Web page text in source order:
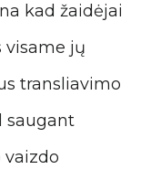
kad žaidėjai
visame jų
transliavimo
saugant